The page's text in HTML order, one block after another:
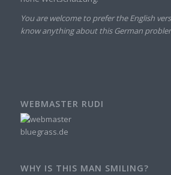
You are welcome to prefer the English
know anything about this German
WEBMASTER RUDI
WHY IS THIS MAN SMILING?